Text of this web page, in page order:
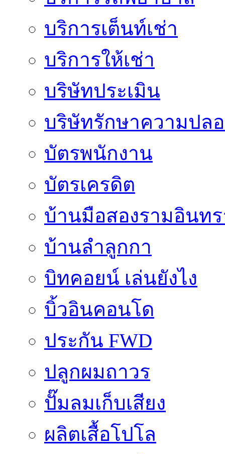
บริการเต็นท์เช่า
บริการให้เช่า
บริษัทประเมิน
บริษัทรักษาความปล
บัตรพนักงาน
บัตรเครดิต
บ้านมือสองรามอินท
บ้านลำลูกกา
บิทคอยน์ เล่นยังไง
บิ้วอินคอนโด
ประกัน FWD
ปลูกผมถาวร
ปั๊มลมเก็บเสียง
ผลิตเสื้อโปโล